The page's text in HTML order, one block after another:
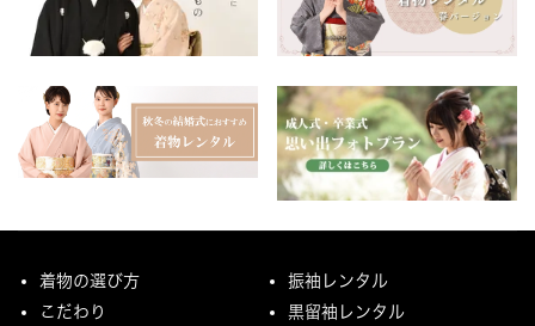
着物の選び方
こだわり
振袖レンタル
黒留袖レンタル